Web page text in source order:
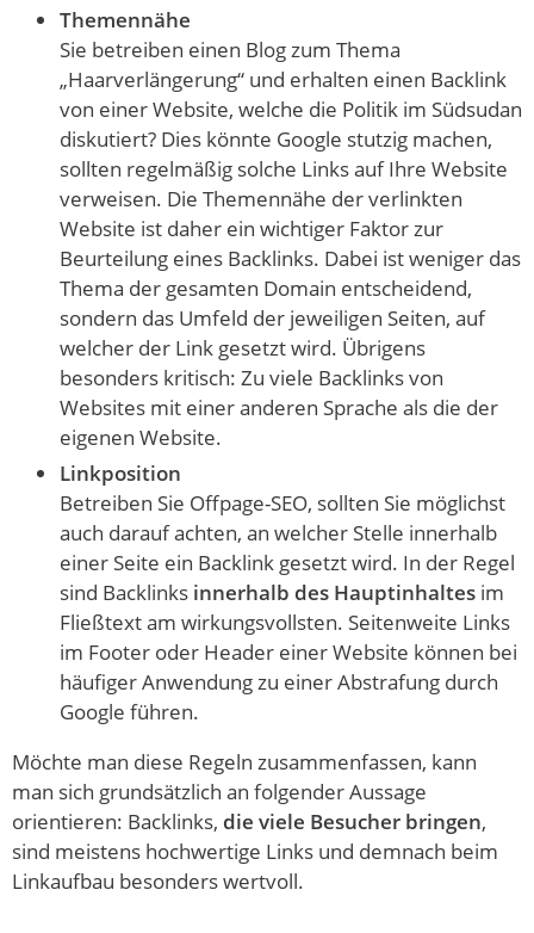
Themennähe
Sie betreiben einen Blog zum Thema
„Haarverlängerung“ und erhalten einen Backlink
von einer Website, welche die Politik im Südsudan
diskutiert? Dies könnte Google stutzig machen,
sollten regelmäßig solche Links auf Ihre Website
verweisen. Die Themennähe der verlinkten
Website ist daher ein wichtiger Faktor zur
Beurteilung eines Backlinks. Dabei ist weniger das
Thema der gesamten Domain entscheidend,
sondern das Umfeld der jeweiligen Seiten, auf
welcher der Link gesetzt wird. Übrigens
besonders kritisch: Zu viele Backlinks von
Websites mit einer anderen Sprache als die der
eigenen Website.
Linkposition
Betreiben Sie Offpage-SEO, sollten Sie möglichst
auch darauf achten, an welcher Stelle innerhalb
einer Seite ein Backlink gesetzt wird. In der Regel
sind Backlinks innerhalb des Hauptinhaltes im
Fließtext am wirkungsvollsten. Seitenweite Links
im Footer oder Header einer Website können bei
häufiger Anwendung zu einer Abstrafung durch
Google führen.
Möchte man diese Regeln zusammenfassen, kann
man sich grundsätzlich an folgender Aussage
orientieren: Backlinks, die viele Besucher bringen,
sind meistens hochwertige Links und demnach beim
Linkaufbau besonders wertvoll.